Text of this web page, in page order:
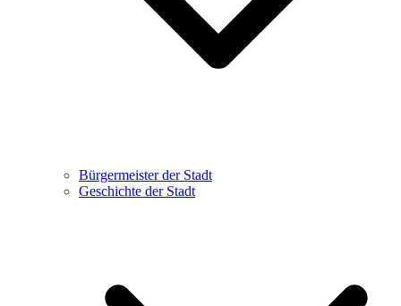
Bürgermeister der Stadt
Geschichte der Stadt